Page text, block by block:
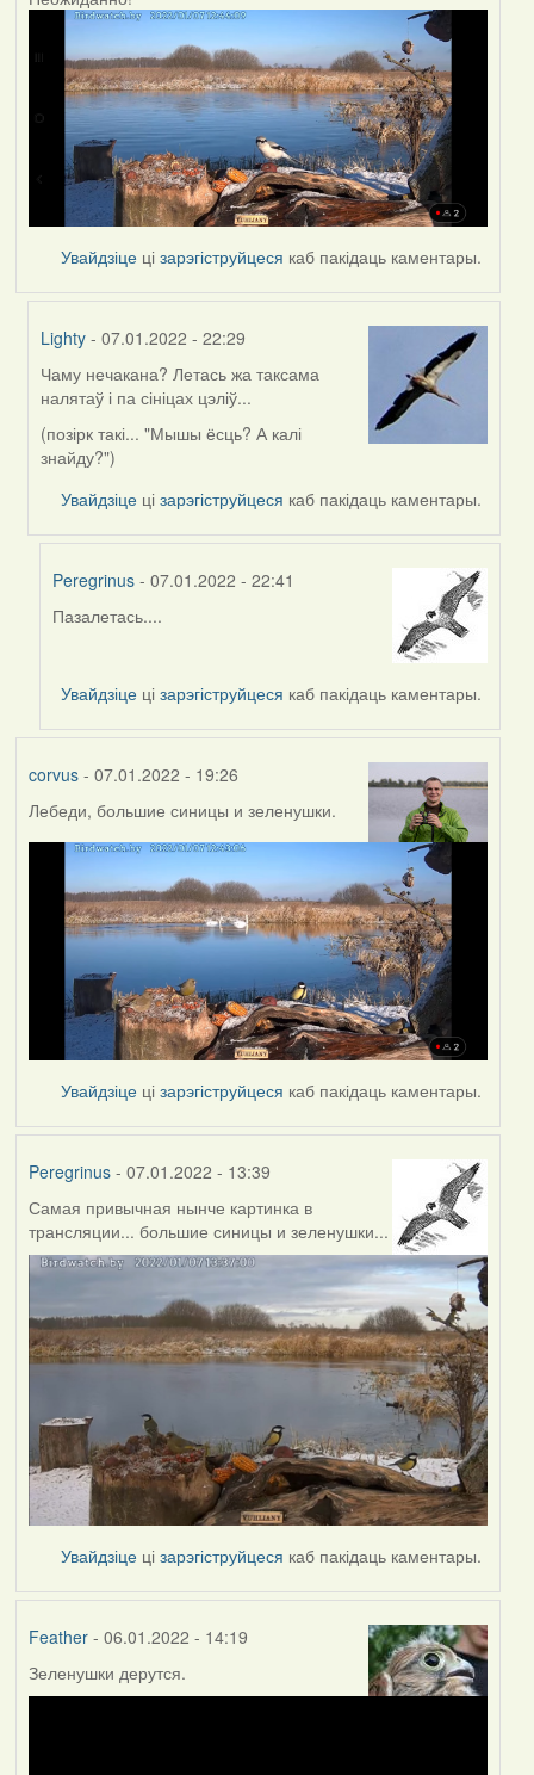
Увайдзіце цізарэгіструйцеся каб пакідаць каментары.
Lighty - 07.01.2022 - 22:29
In
reply
to
by
Чаму нечакана? Летась жа таксама
налятаў і па сініцах цэліў...
(позірк такі... "Мышы ёсць? А калі
знайду?")
Увайдзіце цізарэгіструйцеся каб пакідаць каментары.
Peregrinus - 07.01.2022 - 22:41
In
by
Lighty
Пазалетась....
Увайдзіце цізарэгіструйцеся каб пакідаць каментары.
corvus- 07.01.2022 - 19:26
Лебеди, большие синицы и зеленушки.
Увайдзіце цізарэгіструйцеся каб пакідаць каментары.
Peregrinus- 07.01.2022 - 13:39
Самая привычная нынче картинка в
трансляции... большие синицы и зеленушки...
Увайдзіце цізарэгіструйцеся каб пакідаць каментары.
Feather- 06.01.2022 - 14:19
Зеленушки дерутся.